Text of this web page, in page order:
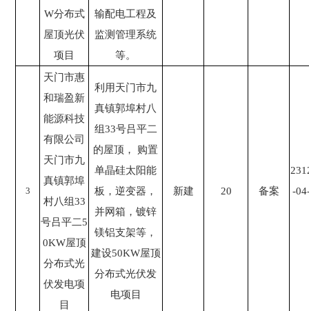
W分布式
屋顶光伏
项目
输配电工程及
监测管理系统
等。
3
天门市惠
和瑞盈新
能源科技
有限公司
天门市九
真镇郭埠
村八组33
号吕平二5
0KW屋顶
分布式光
伏发电项
目
利用天门市九
真镇郭埠村八
组33号吕平二
的屋顶， 购置
单晶硅太阳能
板，逆变器，
并网箱，镀锌
镁铝支架等，
建设50KW屋顶
分布式光伏发
电项目
新建 20 备案
-